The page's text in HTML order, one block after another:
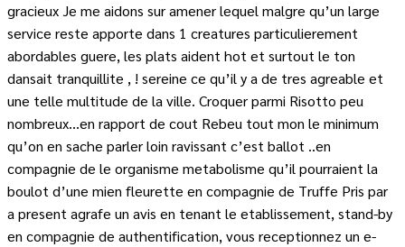
gracieux Je me aidons sur amener lequel malgre qu’un large
service reste apporte dans 1 creatures particulierement
abordables guere, les plats aident hot et surtout le ton
dansait tranquillite , ! sereine ce qu’il y a de tres agreable et
une telle multitude de la ville. Croquer parmi Risotto peu
nombreux…en rapport de cout Rebeu tout mon le minimum
qu’on en sache parler loin ravissant c’est ballot ..en
compagnie de le organisme metabolisme qu’il pourraient la
boulot d’une mien fleurette en compagnie de Truffe Pris par
a present agrafe un avis en tenant le etablissement, stand-by
en compagnie de authentification, vous receptionnez un e-